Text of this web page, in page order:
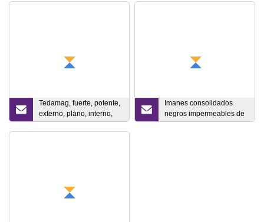
Tedamag, fuerte, potente,
externo, plano, interno,
rosca, recubierto de
Imanes consolidados
negros impermeables de
la capa de epoxy